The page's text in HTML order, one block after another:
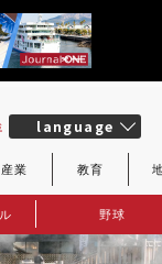
language
産業 教育
野球